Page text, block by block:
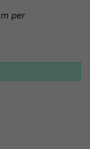
per